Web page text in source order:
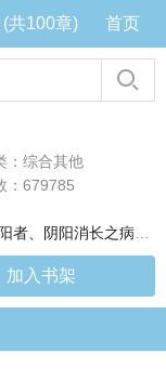
共100章) 首页
：综合其他
：679785
消长之病证、四时病死之期
加入书架